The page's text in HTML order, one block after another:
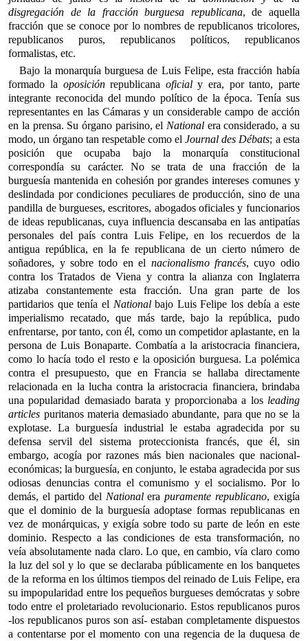
disgregación de la fracción burguesa republicana, de aquella
fracción que se conoce por lo nombres de republicanos tricolores,
republicanos puros, republicanos políticos, republicanos
formalistas, etc.
Bajo la monarquía burguesa de Luis Felipe, esta fracción había
formado la oposiciónrepublicana oficialy era, por tanto, parte
integrante reconocida del mundo político de la época. Tenía sus
representantes en las Cámaras y un considerable campo de acción
en la prensa. Su órgano parisino, el National era considerado, a su
modo, un órgano tan respetable como elJournal des Débats; a esta
posición que ocupaba bajo la monarquía constitucional
correspondía su carácter. No se trata de una fracción de la
burguesía mantenida en cohesión por grandes intereses comunes y
deslindada por condiciones peculiares de producción, sino de una
pandilla de burgueses, escritores, abogados oficiales y funcionarios
de ideas republicanas, cuya influencia descansaba en las antipatías
personales del país contra Luis Felipe, en los recuerdos de la
antigua república, en la fe republicana de un cierto número de
soñadores, y sobre todo en el nacionalismo francés, cuyo odio
contra los Tratados de Viena y contra la alianza con Inglaterra
atizaba constantemente esta fracción. Una gran parte de los
partidarios que tenía el Nationalbajo Luis Felipe los debía a este
imperialismo recatado, que más tarde, bajo la república, pudo
enfrentarse, por tanto, con él, como un competidor aplastante, en la
persona de Luis Bonaparte. Combatía a la aristocracia financiera,
como lo hacía todo el resto e la oposición burguesa. La polémica
contra el presupuesto, que en Francia se hallaba directamente
relacionada en la lucha contra la aristocracia financiera, brindaba
una popularidad demasiado barata y proporcionaba a los leading
articles puritanos materia demasiado abundante, para que no se la
explotase. La burguesía industrial le estaba agradecida por su
defensa servil del sistema proteccionista francés, que él, sin
embargo, acogía por razones más bien nacionales que nacional-
económicas; la burguesía, en conjunto, le estaba agradecida por sus
odiosas denuncias contra el comunismo y el socialismo. Por lo
demás, el partido del Nationalerapuramente republicano, exigía
que el dominio de la burguesía adoptase formas republicanas en
vez de monárquicas, y exigía sobre todo su parte de león en este
dominio. Respecto a las condiciones de esta transformación, no
veía absolutamente nada claro. Lo que, en cambio, vía claro como
la luz del sol y lo que se declaraba públicamente en los banquetes
de la reforma en los últimos tiempos del reinado de Luis Felipe, era
su impopularidad entre los pequeños burgueses demócratas y sobre
todo entre el proletariado revolucionario. Estos republicanos puros
-los republicanos puros son así- estaban completamente dispuestos
a contentarse por el momento con una regencia de la duquesa de